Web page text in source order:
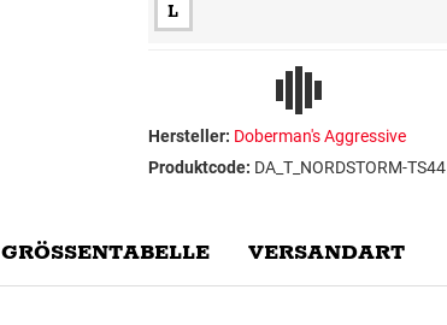
L
Hersteller: Doberman's Aggressive
Produktcode: DA_T_NORDSTORM-TS44
GRÖSSENTABELLE VERSANDART